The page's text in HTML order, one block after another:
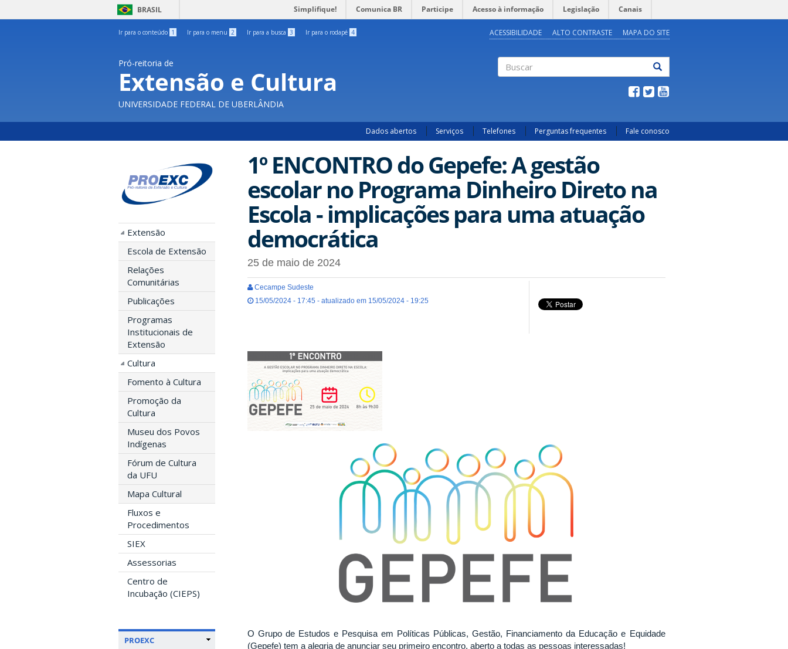
BRASIL Simplifique! Comunica BR Participe Acesso à informação Legislação Canais
Ir para o conteúdo 1 Ir para o menu 2 Ir para a busca 3 Ir para o rodapé 4 ACESSIBILIDADE ALTO CONTRASTE MAPA DO SITE
Pró-reitoria de
Extensão e Cultura
UNIVERSIDADE FEDERAL DE UBERLÂNDIA
Dados abertos Serviços Telefones Perguntas frequentes Fale conosco
Extensão
Escola de Extensão
Relações
Comunitárias
Publicações
Programas
Institucionais de
Extensão
Cultura
Fomento à Cultura
Promoção da
Cultura
Museu dos Povos
Indígenas
Fórum de Cultura
da UFU
Mapa Cultural
Fluxos e
Procedimentos
SIEX
Assessorias
Centro de
Incubação (CIEPS)
PROEXC
1º ENCONTRO do Gepefe: A gestão
escolar no Programa Dinheiro Direto na
Escola - implicações para uma atuação
democrática
25 de maio de 2024
Cecampe Sudeste
15/05/2024 - 17:45 - atualizado em 15/05/2024 - 19:25
O Grupo de Estudos e Pesquisa em Políticas Públicas, Gestão, Financiamento da Educação e Equidade
(Gepefe) tem a alegria de anunciar seu primeiro encontro, aberto a todas as pessoas interessadas!